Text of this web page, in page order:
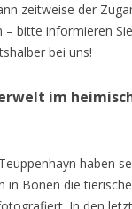
zeitweise der
– bitte informieren
bei uns!
im
haben
in Bönen die